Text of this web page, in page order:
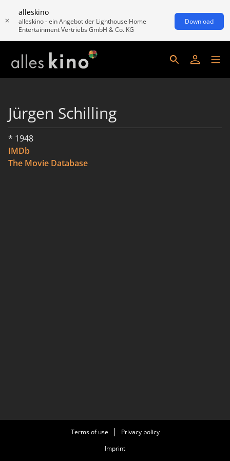
alleskino
alleskino - ein Angebot der Lighthouse Home
Entertainment Vertriebs GmbH & Co. KG
Download
Jürgen Schilling
* 1948
IMDb
The Movie Database
Terms of use
Privacy policy
Imprint